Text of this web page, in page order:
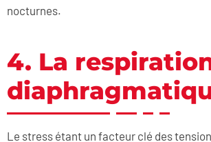
nocturnes.
4. La
Le stress étant un facteur clé des